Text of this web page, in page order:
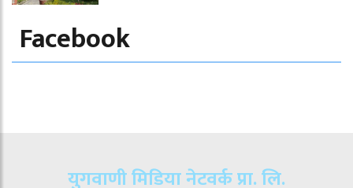
Facebook
युगवाणी मिडिया नेटवर्क प्रा. लि.